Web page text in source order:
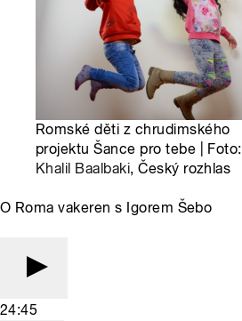
Romské děti z chrudimského
projektu Šance pro tebe | Foto:
Khalil Baalbaki, Český rozhlas
O Roma vakeren s Igorem Šebo
24:45